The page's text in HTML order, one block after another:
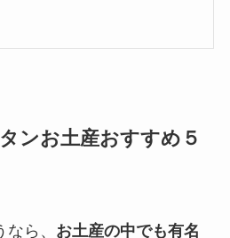
ンお土産おすすめ５
ら、 お土産の中でも有名